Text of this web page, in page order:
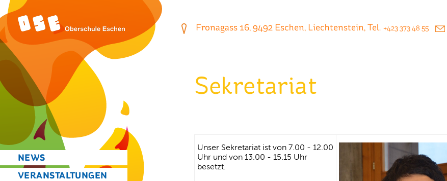
NEWS
VERANSTALTUNGEN
Fronagass 16, 9492 Eschen, Liechtenstein, Tel. +423 373 48 55
Sekretariat
Unser Sekretariat ist von 7.00 - 12.00
Uhr und von 13.00 - 15.15 Uhr
besetzt.